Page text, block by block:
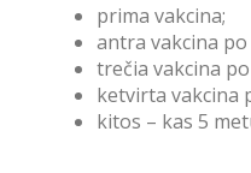
prima vakcina;
antra vakcina po
trečia vakcina
ketvirta vakcina
kitos – kas 5